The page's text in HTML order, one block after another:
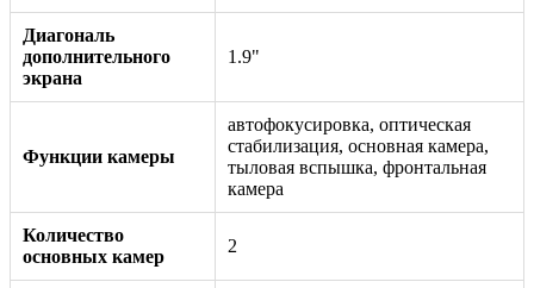
Диагональ
дополнительного
экрана
1.9"
Функции камеры
автофокусировка, оптическая
стабилизация, основная камера,
тыловая вспышка, фронтальная
камера
Количество
основных камер
2